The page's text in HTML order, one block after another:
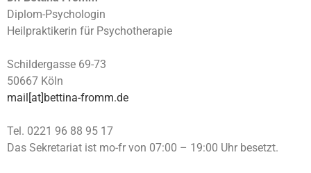
Diplom-Psychologin
Heilpraktikerin für Psychotherapie
Schildergasse 69-73
50667 Köln
mail[at]bettina-fromm.de
Tel. 0221 96 88 95 17
Das Sekretariat ist mo-fr von 07:00 – 19:00 Uhr besetzt.